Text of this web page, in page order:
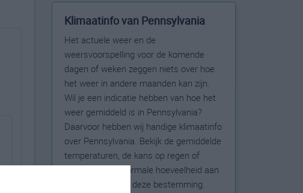
Klimaatinfo van Pennsylvania
Het actuele weer en de
weersvoorspelling voor de komende
dagen of weken zeggen niets over hoe
het weer in andere maanden kan zijn.
Wil je een indicatie hebben van hoe het
weer gemiddeld is in Pennsylvania?
Daarvoor hebben wij handige klimaatinfo
over Pennsylvania. Bekijk de gemiddelde
temperaturen, de kans op regen of
sneeuw en de normale hoeveelheid aan
zonneschijn voor deze bestemming.